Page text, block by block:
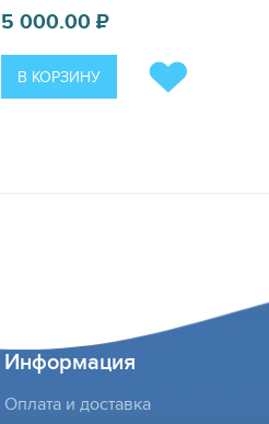
5 000.00₽
В КОРЗИНУ
Информация
Оплата и доставка